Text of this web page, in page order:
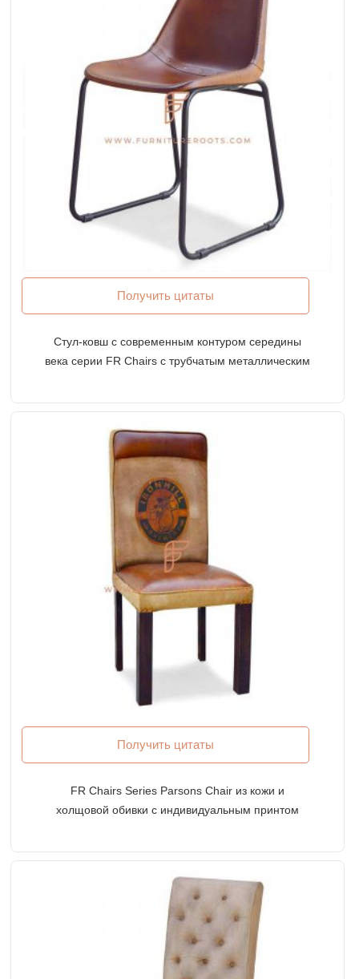
Получить цитаты
Стул-ковш с современным контуром середины
века серии FR Chairs с трубчатым металлическим
Получить цитаты
FR Chairs Series Parsons Chair из кожи и
холщовой обивки с индивидуальным принтом